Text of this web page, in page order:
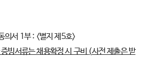
서 1부 : <별지 제5호>
빙서류는 채용확정 시 구비 (사전 제출은 받